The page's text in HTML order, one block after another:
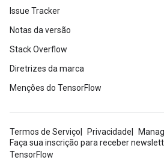
Issue Tracker
Notas da versão
Stack Overflow
Diretrizes da marca
Menções do TensorFlow
Termos de Serviço Privacidade
Faça sua inscrição para receber
TensorFlow